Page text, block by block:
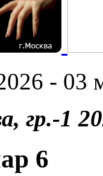
- 03
гр.-1
6